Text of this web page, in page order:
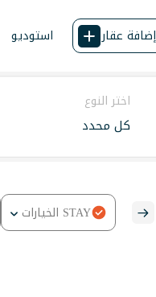
استوديو إضافة عقار
اختر النوع
كل محدد
STAY الخيارات